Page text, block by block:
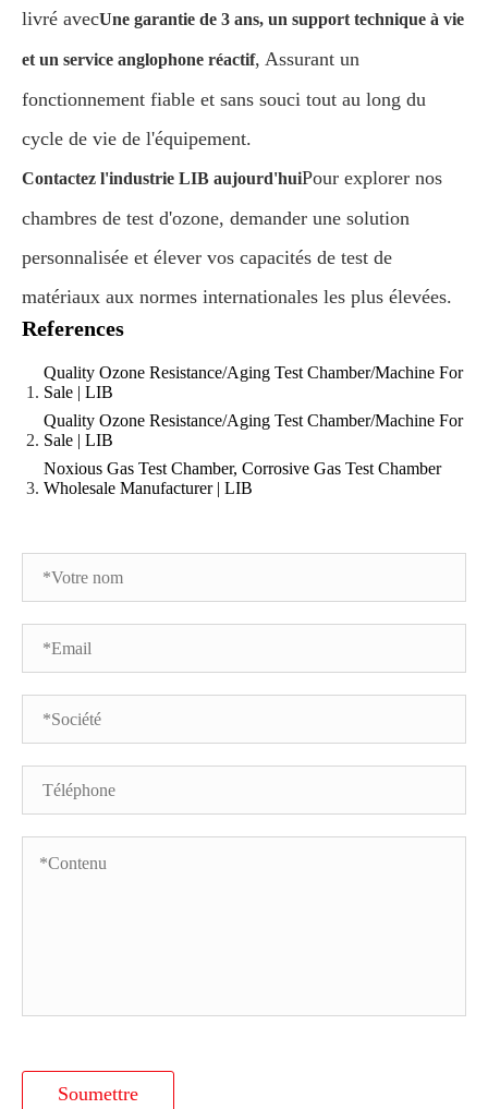
livré avecUne garantie de 3 ans, un support technique à vie
et un service anglophone réactif, Assurant un
fonctionnement fiable et sans souci tout au long du
cycle de vie de l'équipement.
Contactez l'industrie LIB aujourd'huiPour explorer nos
chambres de test d'ozone, demander une solution
personnalisée et élever vos capacités de test de
matériaux aux normes internationales les plus élevées.
References
Quality Ozone Resistance/Aging Test Chamber/Machine For
Sale | LIB
Quality Ozone Resistance/Aging Test Chamber/Machine For
Sale | LIB
Noxious Gas Test Chamber, Corrosive Gas Test Chamber
Wholesale Manufacturer | LIB
Soumettre